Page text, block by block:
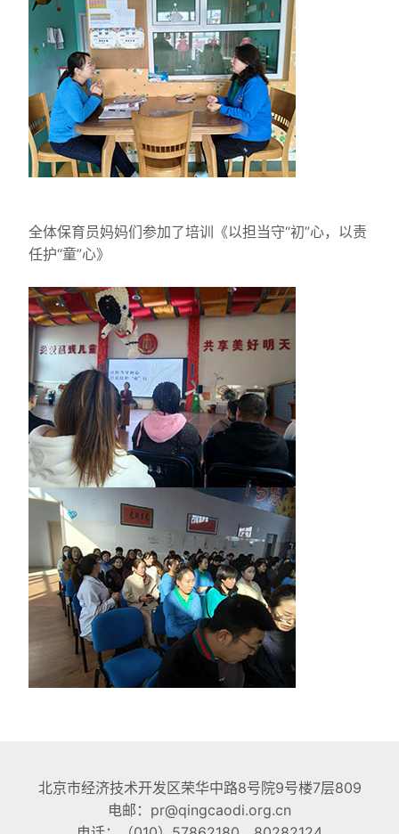
全体保育员妈妈们参加了培训《以担当守“初”心，以责
任护“童”心》
北京市经济技术开发区荣华中路8号院9号楼7层809
电邮：pr@qingcaodi.org.cn